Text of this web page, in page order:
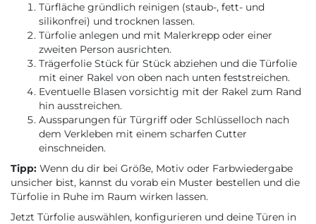
Türfläche gründlich reinigen (staub-, fett- und
silikonfrei) und trocknen lassen.
Türfolie anlegen und mit Malerkrepp oder einer
zweiten Person ausrichten.
Trägerfolie Stück für Stück abziehen und die Türfolie
mit einer Rakel von oben nach unten feststreichen.
Eventuelle Blasen vorsichtig mit der Rakel zum Rand
hin ausstreichen.
Aussparungen für Türgriff oder Schlüsselloch nach
dem Verkleben mit einem scharfen Cutter
einschneiden.
Tipp: Wenn du dir bei Größe, Motiv oder Farbwiedergabe
unsicher bist, kannst du vorab ein Muster bestellen und die
Türfolie in Ruhe im Raum wirken lassen.
Jetzt Türfolie auswählen, konfigurieren und deine Türen in